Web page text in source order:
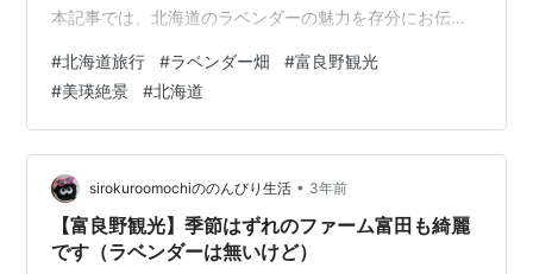
本記事では、北海道のラベンダーの魅力を存分にお伝え
畑は、まるで紫の絨毯が広がるような光景を楽しむこと
ができます。その美しさは、写真や映像だけでは伝えき
れないほどです。特に富良野市はラベンダーの名所とし
て知られ、毎年多くの観光客が訪れます。ラベンダーの
香りはリラックス効果があり、訪れる人々に安らぎを与
えます。 ラベンダーの歴史と文化 北海道でラ…
#北海道旅行 #ラベンダー畑 #富良野観光
#美瑛絶景 #北海道
sirokuroomochiののんびり生活 • 3年前
【富良野観光】季節はずれのファーム富田も綺麗
です（ラベンダーは無いけど）